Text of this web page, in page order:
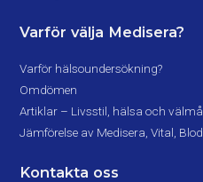
Varför välja Medisera?
Varför hälsoundersökning?
Omdömen
Artiklar – Livsstil, hälsa och
Jämförelse av Medisera, Vital,
Kontakta oss